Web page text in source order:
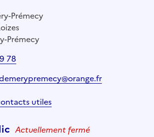
Prémecy
Prémecy
78
utiles
Actuellement fermé